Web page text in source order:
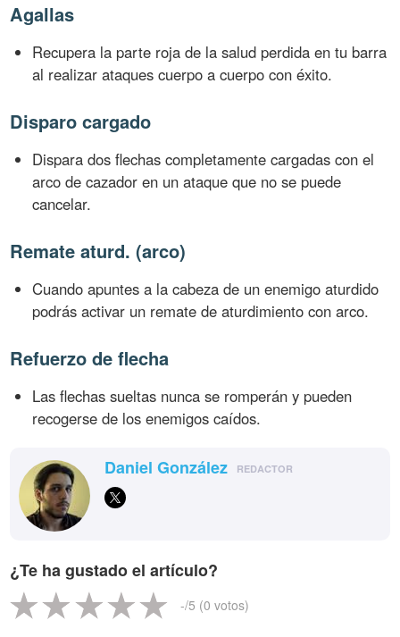
Agallas
Recupera la parte roja de la salud perdida en tu barra
al realizar ataques cuerpo a cuerpo con éxito.
Disparo cargado
Dispara dos flechas completamente cargadas con el
arco de cazador en un ataque que no se puede
cancelar.
Remate aturd. (arco)
Cuando apuntes a la cabeza de un enemigo aturdido
podrás activar un remate de aturdimiento con arco.
Refuerzo de flecha
Las flechas sueltas nunca se romperán y pueden
recogerse de los enemigos caídos.
Daniel González REDACTOR
¿Te ha gustado el artículo?
-/5 (0 votos)